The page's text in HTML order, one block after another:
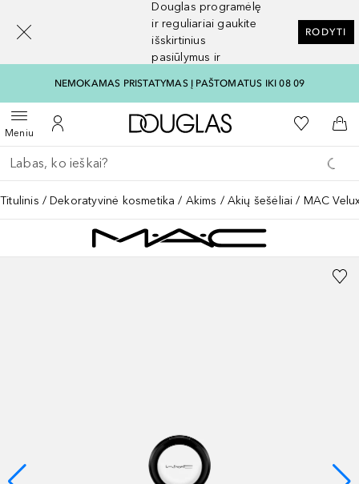
Douglas programėlę
ir reguliariai gaukite
išskirtinius
pasiūlymus ir
RODYTI
NEMOKAMAS PRISTATYMAS Į PAŠTOMATUS IKI 08 09
MeniuAtidaryti meniuĮ mano paskyrą
Į Douglas pagrindinį
Į mano
Į
Grįžk atgal
Vykdykite paiešką
Titulinis Dekoratyvinė kosmetika Akims Akių šešėliai MAC
[navigation.slideout.screenreader]